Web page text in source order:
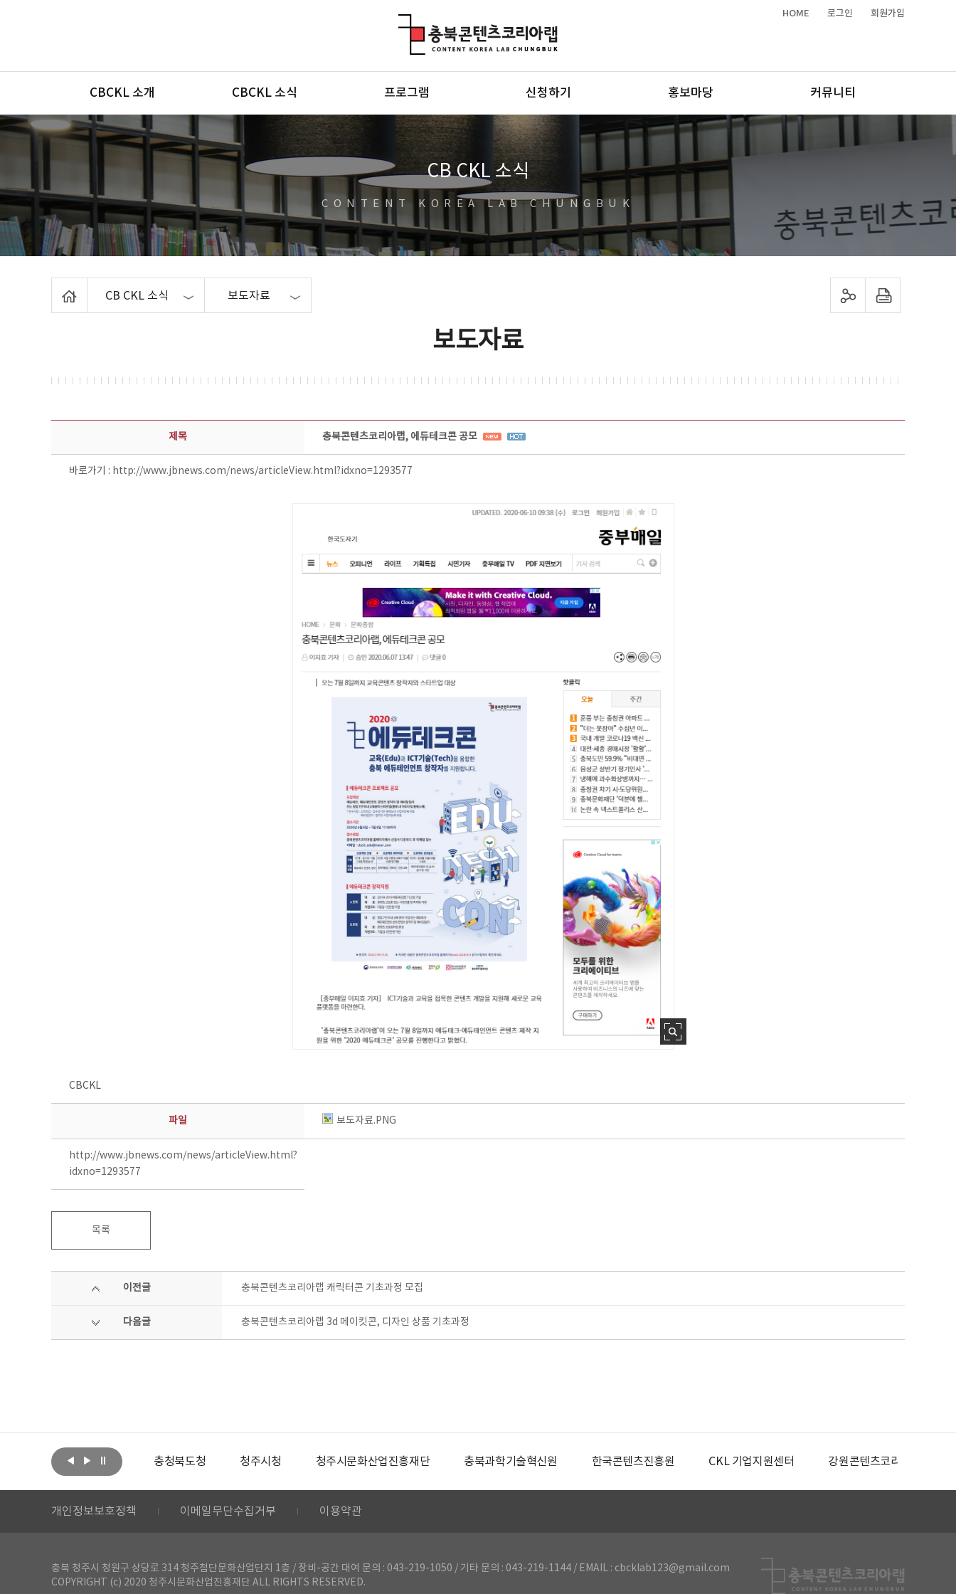
HOME 로그인 회원가입
메뉴
CBCKL 소개 CBCKL 소식 프로그램 신청하기 홍보마당 커뮤니티
CB CKL 소식
CONTENT KOREA LAB CHUNGBUK
CB CKL 소식 보도자료 sns 공유하기 프린트하기
보도자료
보도자료 상세보기 - 제목, 담당부서, 담당자, 담당연락처, 내용, 첨부파일 정보 제공
제목 충북콘텐츠코리아랩, 에듀테크콘 공모
바로가기 : http://www.jbnews.com/news/articleView.html?idxno=1293577
CBCKL
파일 보도자료.PNG
http://www.jbnews.com/news/articleView.html?
idxno=1293577
목록
이전글 충북콘텐츠코리아랩 캐릭터콘 기초과정 모집
다음글 충북콘텐츠코리아랩 3d 메이킷콘, 디자인 상품 기초과정
문화체육관광부 충청북도청 청주시청 청주시문화산업진흥재단 충북과학기술혁신원 한국콘텐츠진흥원 CKL 기업지원센터 강원콘텐츠코리아랩
개인정보보호정책 이메일무단수집거부 이용약관
충북 청주시 청원구 상당로 314 청주첨단문화산업단지 1층 / 장비-공간 대여 문의 : 043-219-1050 / 기타 문의 : 043-219-1144 / EMAIL : cbcklab123@gmail.com
COPYRIGHT (c) 2020 청주시문화산업진흥재단 ALL RIGHTS RESERVED.